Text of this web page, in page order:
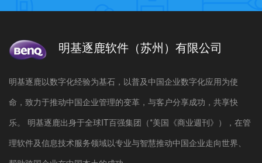
明基逐鹿软件（苏州）有限公司
明基逐鹿以数字化经验为基石，以普及中国企业数字化应用为使
命，致力于推动中国企业管理的变革，与客户分享成功，共享快
乐。 明基逐鹿出身于全球IT百强集团（*美国《商业週刊》），在管
理软件及信息技术服务领域以专业与智慧推动中国企业走向世界、